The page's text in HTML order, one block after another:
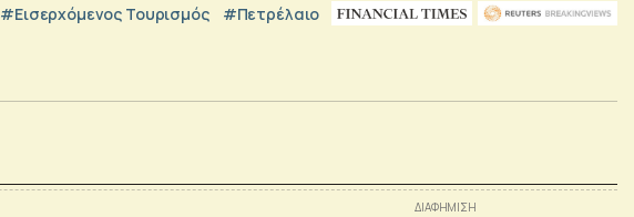
#εισερχόμενος Τουρισμός #Πετρέλαιο